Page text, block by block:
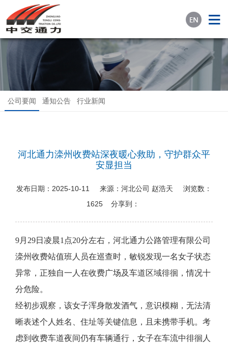
公司要闻 通知公告 行业新闻
河北通力滦州收费站深夜暖心救助，守护群众平
安显担当
发布日期： 2025-10-11 来源： 河北公司 赵浩天 浏览数：
1625分享到：
9月29日凌晨1点20分左右，河北通力公路管理有限公司
滦州收费站值班人员在巡查时，敏锐发现一名女子状态
异常，正独自一人在收费广场及车道区域徘徊，情况十
分危险。
经初步观察，该女子浑身散发酒气，意识模糊，无法清
晰表述个人姓名、住址等关键信息，且未携带手机。考
虑到收费车道夜间仍有车辆通行，女子在车流中徘徊人